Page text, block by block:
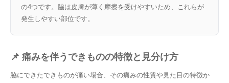
の4つです。脇は皮膚が薄く摩擦を受けやすいため、これらが
発生しやすい部位です。
📌 痛みを伴うできものの特徴と見分け方
脇にできたできものが痛い場合、その痛みの性質や見た目の特徴か